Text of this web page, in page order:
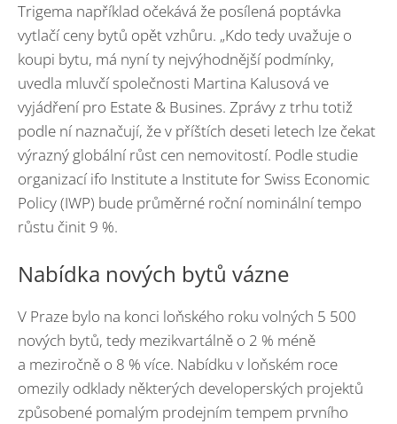
Trigema například očekává že posílená poptávka
vytlačí ceny bytů opět vzhůru. „Kdo tedy uvažuje o
koupi bytu, má nyní ty nejvýhodnější podmínky,
uvedla mluvčí společnosti Martina Kalusová ve
vyjádření pro Estate & Busines. Zprávy z trhu totiž
podle ní naznačují, že v příštích deseti letech lze čekat
výrazný globální růst cen nemovitostí. Podle studie
organizací ifo Institute a Institute for Swiss Economic
Policy (IWP) bude průměrné roční nominální tempo
růstu činit 9 %.
Nabídka nových bytů vázne
V Praze bylo na konci loňského roku volných 5 500
nových bytů, tedy mezikvartálně o 2 % méně
a meziročně o 8 % více. Nabídku v loňském roce
omezily odklady některých developerských projektů
způsobené pomalým prodejním tempem prvního